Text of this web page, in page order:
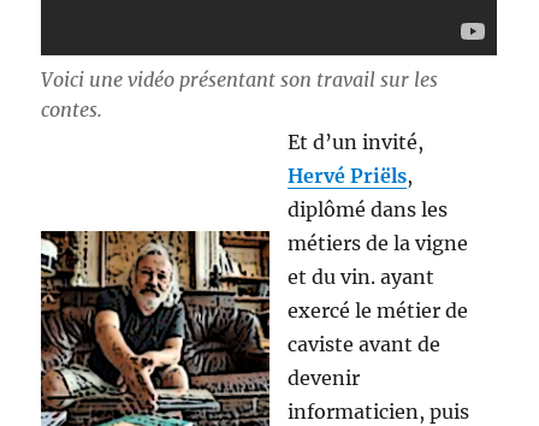
Voici une vidéo présentant son travail sur les
contes.
Et d’un invité,
Hervé Priëls,
diplômé dans les
métiers de la vigne
et du vin. ayant
exercé le métier de
caviste avant de
devenir
informaticien, puis